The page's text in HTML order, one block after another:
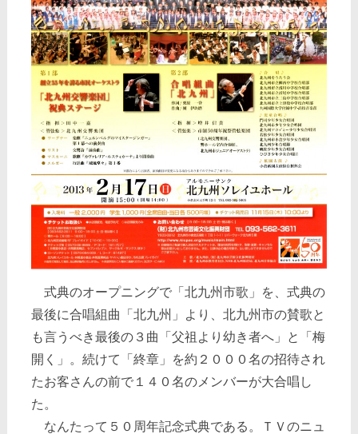
式典のオープニングで「北九州市歌」を、式典の
最後に合唱組曲「北九州」より、北九州市の賛歌と
も言うべき最後の３曲「父祖より幼き者へ」と「梅
開く」。続けて「終章」を約２０００名の招待され
たお客さんの前で１４０名のメンバーが大合唱し
た。
なんたって５０周年記念式典である。ＴＶのニュ